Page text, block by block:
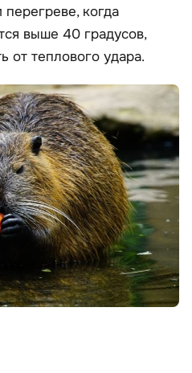
когда
выше 40 градусов,
от теплового удара.